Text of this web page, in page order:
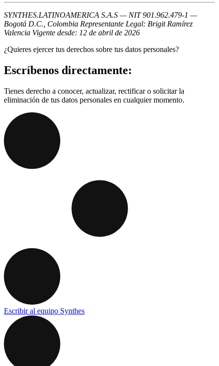
SYNTHES.LATINOAMERICA S.A.S — NIT 901.962.479-1 —
Bogotá D.C., Colombia Representante Legal: Brigit Ramírez
Valencia Vigente desde: 12 de abril de 2026
¿Quieres ejercer tus derechos sobre tus datos personales?
Escríbenos directamente:
Tienes derecho a conocer, actualizar, rectificar o solicitar la
eliminación de tus datos personales en cualquier momento.
Escribir al equipo Synthes